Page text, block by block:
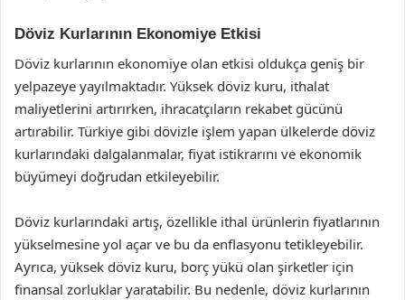
Döviz Kurlarının Ekonomiye Etkisi
Döviz kurlarının ekonomiye olan etkisi oldukça geniş bir
yelpazeye yayılmaktadır. Yüksek döviz kuru, ithalat
maliyetlerini artırırken, ihracatçıların rekabet gücünü
artırabilir. Türkiye gibi dövizle işlem yapan ülkelerde döviz
kurlarındaki dalgalanmalar, fiyat istikrarını ve ekonomik
büyümeyi doğrudan etkileyebilir.
Döviz kurlarındaki artış, özellikle ithal ürünlerin fiyatlarının
yükselmesine yol açar ve bu da enflasyonu tetikleyebilir.
Ayrıca, yüksek döviz kuru, borç yükü olan şirketler için
finansal zorluklar yaratabilir. Bu nedenle, döviz kurlarının